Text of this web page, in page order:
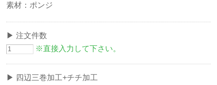
素材：ポンジ
注文件数
※直接入力して下さい。
四辺三巻加工+チチ加工